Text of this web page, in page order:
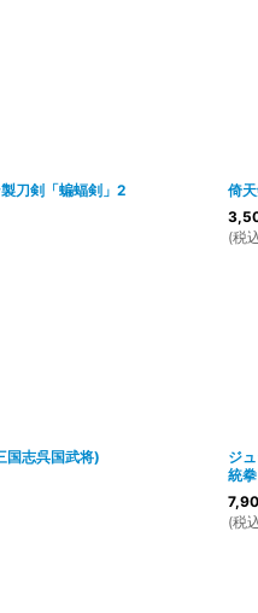
刀剣「蝙蝠剣」2
倚
(税
国志呉国武将)
ジ
統
(税